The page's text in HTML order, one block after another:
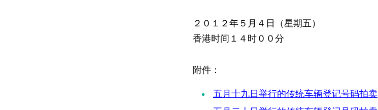
２０１２年５月４日（星期五）
香港时间１４时００分
附件：
五月十九日举行的传统车辆登记号码拍卖